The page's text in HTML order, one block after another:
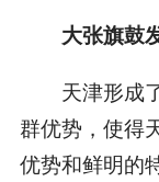
大张旗鼓
天津形成了
群优势，使得
优势和鲜明的